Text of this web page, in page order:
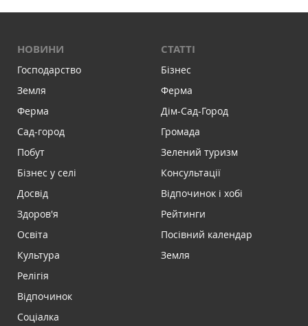
НОВИНИ
Господарство
Земля
Ферма
Сад-город
Побут
Бізнес у селі
Досвід
Здоров'я
Освіта
Культура
Релігія
Відпочинок
Соціалка
СТАТТІ
Бізнес
Ферма
Дім-Сад-Город
Громада
Зелений туризм
Консультації
Відпочинок і хобі
Рейтинги
Посівний календар
Земля